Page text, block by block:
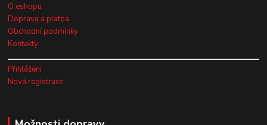
O eshopu
Doprava a platba
Obchodní podmínky
Kontakty
Přihlášení
Nová registrace